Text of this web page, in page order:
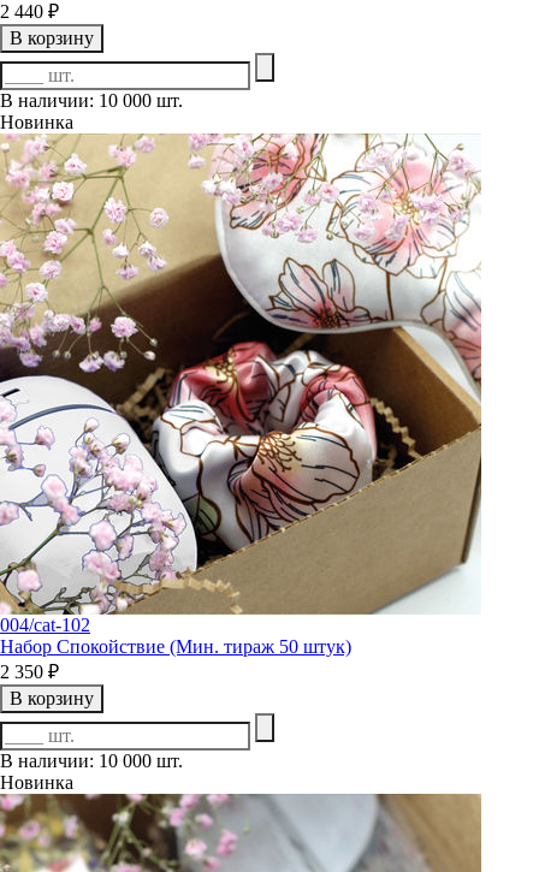
2 440 ₽
В корзину
В наличии: 10 000 шт.
Новинка
004/cat-102
Набор Спокойствие (Мин. тираж 50 штук)
2 350 ₽
В корзину
В наличии: 10 000 шт.
Новинка